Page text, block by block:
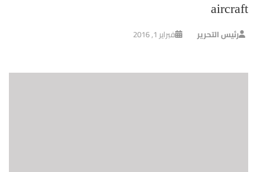
aircraft
رئيس التحرير فبراير 1, 2016